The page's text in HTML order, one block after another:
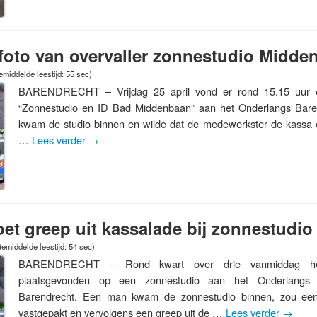
van overvaller zonnestudio
leestijd: 55 sec)
BARENDRECHT – Vrijdag 25 april vond er rond 15.15 uur
“Zonnestudio en ID Bad Middenbaan” aan het Onderlangs
kwam de studio binnen en wilde dat de medewerkster de
… Lees verder →
greep uit kassalade bij zonnestudio
leestijd: 54 sec)
BARENDRECHT – Rond kwart over drie vanmiddag
plaatsgevonden op een zonnestudio aan het
Barendrecht. Een man kwam de zonnestudio binnen, zou
vastgepakt en vervolgens een greep uit de … Lees verder →